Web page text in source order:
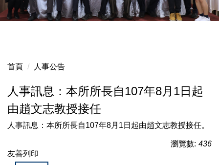
首頁 人事公告
人事訊息：本所所長自107年8月1日起
由趙文志教授接任
人事訊息：本所所長自107年8月1日起由趙文志教授接任。
瀏覽數: 436
友善列印